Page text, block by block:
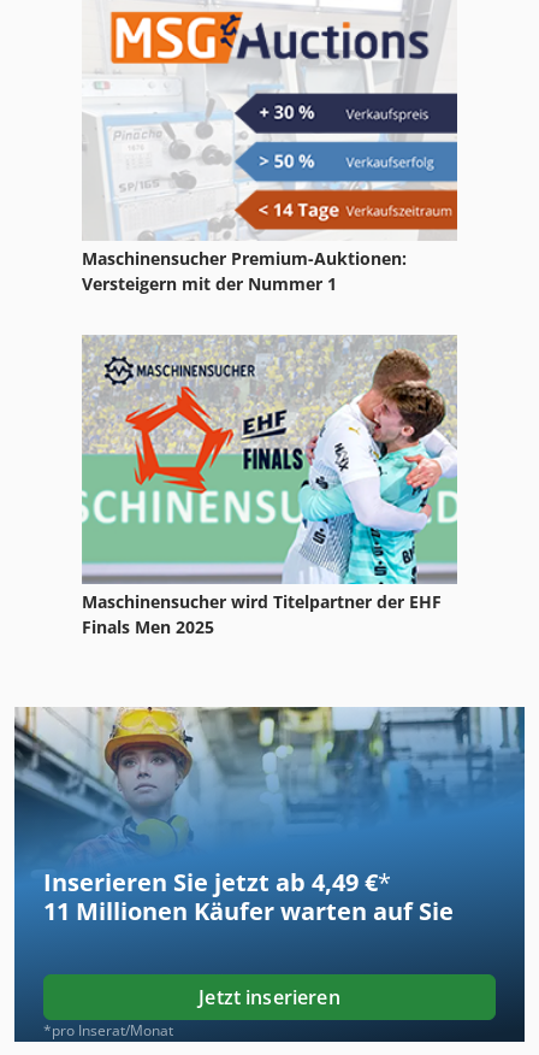
Maschinensucher Premium-Auktionen:
Versteigern mit der Nummer 1
Maschinensucher wird Titelpartner der EHF
Finals Men 2025
Inserieren Sie jetzt ab 4,49 €*
11 Millionen Käufer warten auf Sie
Jetzt inserieren
*pro Inserat/Monat